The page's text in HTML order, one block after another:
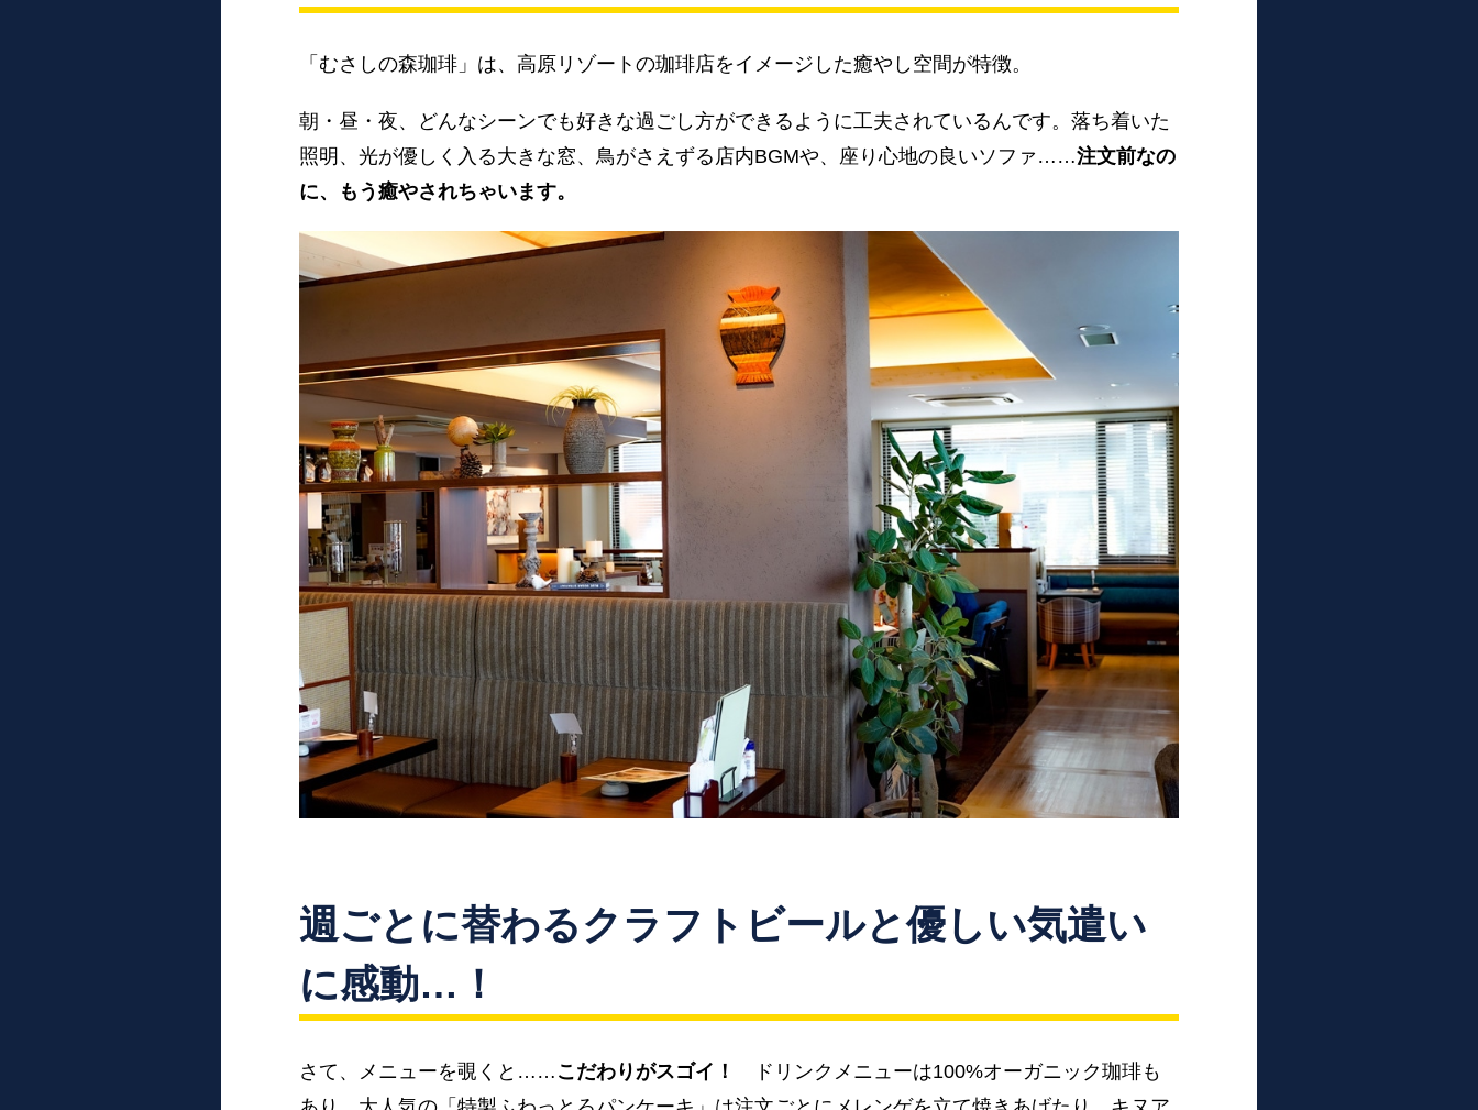
「むさしの森珈琲」は、高原リゾートの珈琲店をイメージした癒やし空間が特徴。
朝・昼・夜、どんなシーンでも好きな過ごし方ができるように工夫されているんです。落ち着いた
照明、光が優しく入る大きな窓、鳥がさえずる店内BGMや、座り心地の良いソファ……注文前なの
に、もう癒やされちゃいます。
週ごとに替わるクラフトビールと優しい気遣い
に感動…！
さて、メニューを覗くと…… こだわりがスゴイ！
ドリンクメニューは100%オーガニック珈琲も